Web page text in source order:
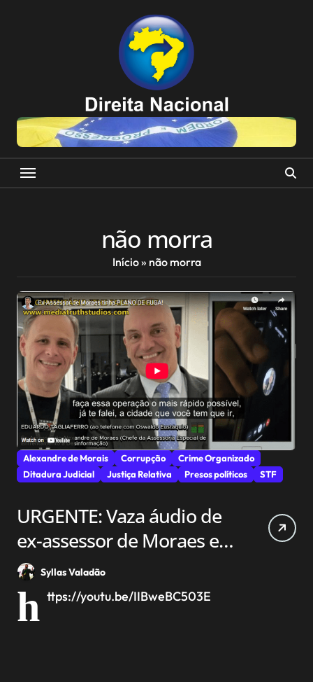
não morra
Início» não morra
Alexandre de Morais Corrupção
Crime Organizado
Ditadura Judicial
Justiça Relativa Presos políticos STF
URGENTE: Vaza áudio de
ex-assessor de Moraes e
revela ‘fuga para não
morrer’ (veja o vídeo)
Syllas Valadão
h ttps://youtu.be/IIBweBC503E